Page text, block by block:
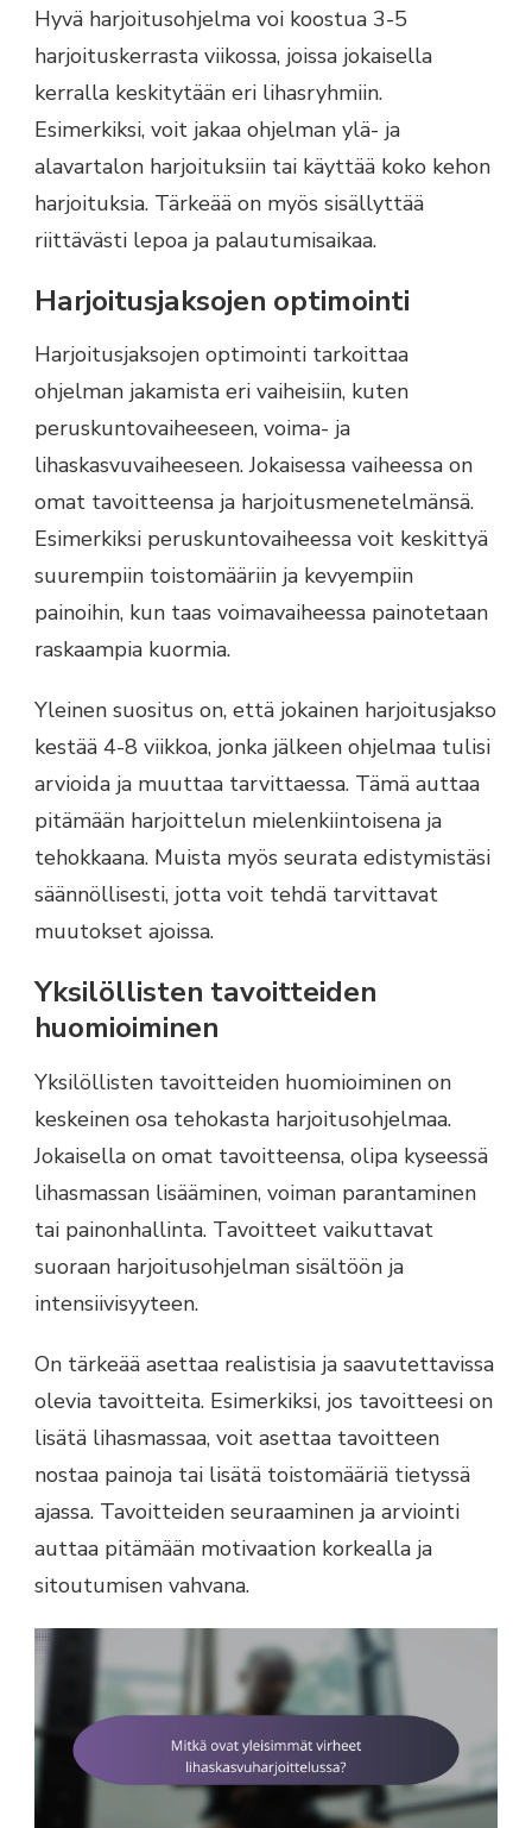
Hyvä harjoitusohjelma voi koostua 3-5
harjoituskerrasta viikossa, joissa jokaisella
kerralla keskitytään eri lihasryhmiin.
Esimerkiksi, voit jakaa ohjelman ylä- ja
alavartalon harjoituksiin tai käyttää koko kehon
harjoituksia. Tärkeää on myös sisällyttää
riittävästi lepoa ja palautumisaikaa.
Harjoitusjaksojen optimointi
Harjoitusjaksojen optimointi tarkoittaa
ohjelman jakamista eri vaiheisiin, kuten
peruskuntovaiheeseen, voima- ja
lihaskasvuvaiheeseen. Jokaisessa vaiheessa on
omat tavoitteensa ja harjoitusmenetelmänsä.
Esimerkiksi peruskuntovaiheessa voit keskittyä
suurempiin toistomääriin ja kevyempiin
painoihin, kun taas voimavaiheessa painotetaan
raskaampia kuormia.
Yleinen suositus on, että jokainen harjoitusjakso
kestää 4-8 viikkoa, jonka jälkeen ohjelmaa tulisi
arvioida ja muuttaa tarvittaessa. Tämä auttaa
pitämään harjoittelun mielenkiintoisena ja
tehokkaana. Muista myös seurata edistymistäsi
säännöllisesti, jotta voit tehdä tarvittavat
muutokset ajoissa.
Yksilöllisten tavoitteiden
huomioiminen
Yksilöllisten tavoitteiden huomioiminen on
keskeinen osa tehokasta harjoitusohjelmaa.
Jokaisella on omat tavoitteensa, olipa kyseessä
lihasmassan lisääminen, voiman parantaminen
tai painonhallinta. Tavoitteet vaikuttavat
suoraan harjoitusohjelman sisältöön ja
intensiivisyyteen.
On tärkeää asettaa realistisia ja saavutettavissa
olevia tavoitteita. Esimerkiksi, jos tavoitteesi on
lisätä lihasmassaa, voit asettaa tavoitteen
nostaa painoja tai lisätä toistomääriä tietyssä
ajassa. Tavoitteiden seuraaminen ja arviointi
auttaa pitämään motivaation korkealla ja
sitoutumisen vahvana.